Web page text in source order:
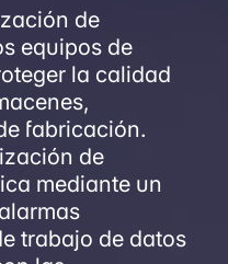
de
equipos de
la calidad
fabricación.
de
mediante un
trabajo de datos